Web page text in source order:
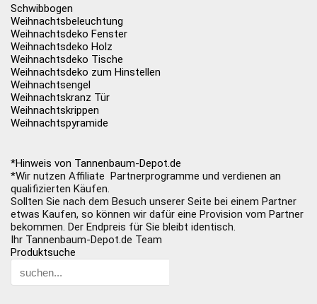
Schwibbogen
Weihnachtsbeleuchtung
Weihnachtsdeko Fenster
Weihnachtsdeko Holz
Weihnachtsdeko Tische
Weihnachtsdeko zum Hinstellen
Weihnachtsengel
Weihnachtskranz Tür
Weihnachtskrippen
Weihnachtspyramide
*Hinweis von Tannenbaum-Depot.de
*Wir nutzen Affiliate Partnerprogramme und verdienen an
qualifizierten Käufen.
Sollten Sie nach dem Besuch unserer Seite bei einem Partner
etwas Kaufen, so können wir dafür eine Provision vom Partner
bekommen. Der Endpreis für Sie bleibt identisch.
Ihr Tannenbaum-Depot.de Team
Produktsuche